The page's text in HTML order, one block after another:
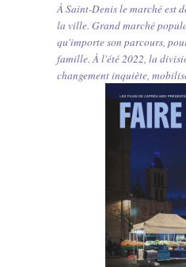
À Saint-Denis le marché est
la ville. Grand marché
qu'importe son parcours,
famille. À l'été 2022, la
changement inquiète,